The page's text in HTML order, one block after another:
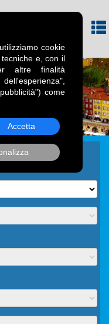
cookie
e, con il
altre finalità
come
Accetta